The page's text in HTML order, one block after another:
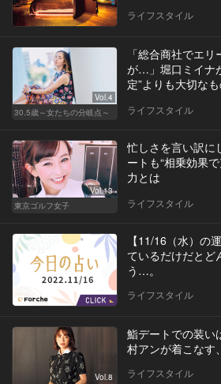
ライフスタイル
Vol.4
30.5歳～女たちの分岐点～
「総合商社でエ
が…」堀口ミイナ
定”よりも大切な
ライフスタイル
Vol.13
東京ゴルフ女子
忙しさを言い訳に
ートも“相乗効果
力とは
ライフスタイル
【11/16（水）の
ているだけだとど
う…。
ライフスタイル
Vol.8
鮨デートでの装い
村アンが着こなす
ライフスタイル